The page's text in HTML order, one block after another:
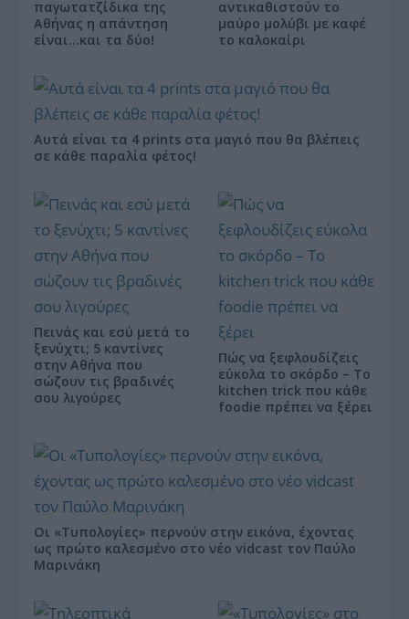
παγωτατζίδικα της
Αθήνας η απάντηση
είναι…και τα δύο!
αντικαθιστούν το
μαύρο μολύβι με καφέ
το καλοκαίρι
Αυτά είναι τα 4 prints στα μαγιό που θα βλέπεις
σε κάθε παραλία φέτος!
Πεινάς και εσύ μετά το
ξενύχτι; 5 καντίνες
στην Αθήνα που
σώζουν τις βραδινές
σου λιγούρες
Πώς να ξεφλουδίζεις
εύκολα το σκόρδο – Το
kitchen trick που κάθε
foodie πρέπει να ξέρει
Οι «Τυπολογίες» περνούν στην εικόνα, έχοντας
ως πρώτο καλεσμένο στο νέο vidcast τον Παύλο
Μαρινάκη